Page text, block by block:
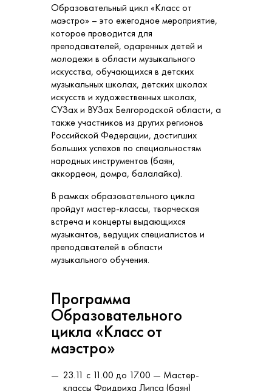
Образовательный цикл «Класс от
маэстро» – это ежегодное мероприятие,
которое проводится для
преподавателей, одаренных детей и
молодежи в области музыкального
искусства, обучающихся в детских
музыкальных школах, детских школах
искусств и художественных школах,
СУЗах и ВУЗах Белгородской области, а
также участников из других регионов
Российской Федерации, достигших
больших успехов по специальностям
народных инструментов (баян,
аккордеон, домра, балалайка).
В рамках образовательного цикла
пройдут мастер-классы, творческая
встреча и концерты выдающихся
музыкантов, ведущих специалистов и
преподавателей в области
музыкального обучения.
Программа
Образовательного
цикла «Класс от
маэстро»
23.11 с 11.00 до 17.00 — Мастер-
классы Фридриха Липса (баян)